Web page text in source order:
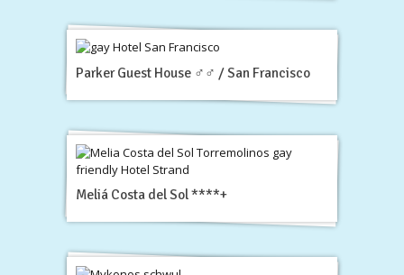
Parker Guest House ♂♂ / San Francisco
Meliá Costa del Sol ****+